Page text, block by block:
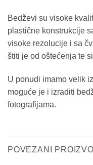
Bedževi su visoke
plastične konstrukcije
visoke rezolucije i sa
štiti je od oštećenja te
U ponudi imamo velik
moguće je i izraditi
fotografijama.
POVEZANI